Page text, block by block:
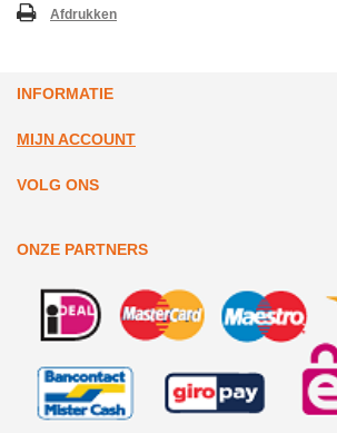
Afdrukken
INFORMATIE
MIJN ACCOUNT
VOLG ONS
ONZE PARTNERS